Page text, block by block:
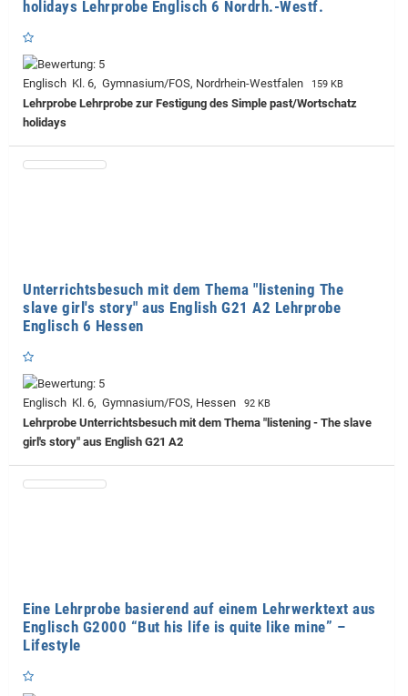
holidays Lehrprobe Englisch 6 Nordrh.-Westf.
Englisch Kl. 6, Gymnasium/FOS, Nordrhein-Westfalen 159 KB
Lehrprobe Lehrprobe zur Festigung des Simple past/Wortschatz
holidays
Unterrichtsbesuch mit dem Thema "listening The
slave girl's story" aus English G21 A2 Lehrprobe
Englisch 6 Hessen
Englisch Kl. 6, Gymnasium/FOS, Hessen 92 KB
Lehrprobe Unterrichtsbesuch mit dem Thema "listening - The slave
girl's story" aus English G21 A2
Eine Lehrprobe basierend auf einem Lehrwerktext aus
Englisch G2000 “But his life is quite like mine” –
Lifestyle